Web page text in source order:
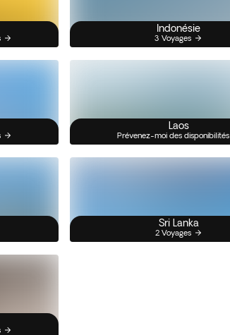
Indonésie
3 Voyages
Laos
Prévenez-moi des disponibilités
Sri Lanka
2 Voyages